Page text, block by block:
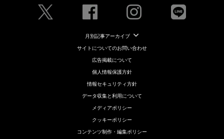
月別記事アーカイブ
サイトについてのお問い合わせ
広告掲載について
個人情報保護方針
情報セキュリティ方針
データ収集と利用について
メディアポリシー
クッキーポリシー
コンテンツ制作・編集ポリシー